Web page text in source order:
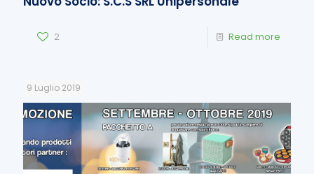
2 Read more
9 Luglio 2019